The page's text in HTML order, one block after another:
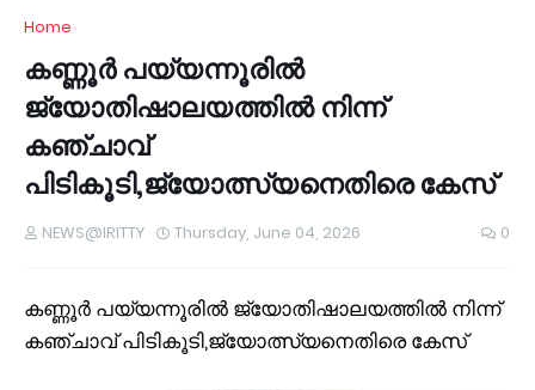
Home
കണ്ണൂര്‍ പയ്യന്നൂരില്‍
ജ്യോതിഷാലയത്തില്‍ നിന്ന്
കഞ്ചാവ്
പിടികൂടി,ജ്യോത്സ്യനെതിരെ കേസ്
NEWS@IRITTY Thursday, June 04, 2026 0
കണ്ണൂര്‍ പയ്യന്നൂരില്‍ ജ്യോതിഷാലയത്തില്‍ നിന്ന്
കഞ്ചാവ് പിടികൂടി,ജ്യോത്സ്യനെതിരെ കേസ്